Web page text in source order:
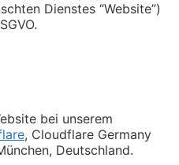
Dienstes “Website”)
bei unserem
, Cloudflare Germany
Deutschland.